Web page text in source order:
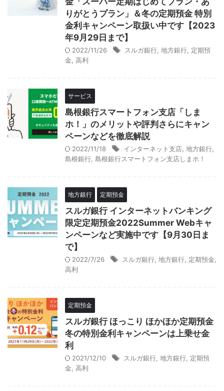
りがとうプラン」＆冬の定期預金 特別
金利キャンペーン取扱い中です【2023
年9月29日まで】
2022/11/26 スルガ銀行 地方銀行 定期預
金 高利
サービス
島根銀行スマートフォン支店「しま
ホ！」のメリットや評判さらにキャン
ペーンなどを徹底解説
2022/11/18 インターネット支店 地方銀行
島根銀行 島根銀行スマートフォン支店しまホ！
地方銀行 定期預金
スルガ銀行 インターネットバンキング
限定定期預金2022Summer Webキャ
ンペーンなど実施中です【9月30日ま
で】
2022/7/26 スルガ銀行 地方銀行 定期預金
高利
定期預金
スルガ銀行 ほっこり ほかほか定期預金
冬の特別金利キャンペーンは上乗せ金
利
2021/12/10 スルガ銀行 地方銀行 定期預
金 高利